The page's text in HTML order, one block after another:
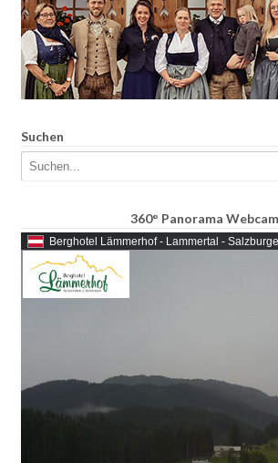
Suchen
360° Panorama Webcam
Berghotel Lämmerhof - Lammertal -